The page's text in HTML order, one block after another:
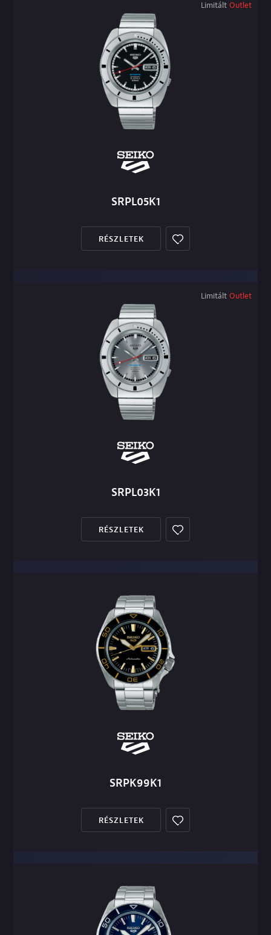
Limitált Outlet
SRPL05K1
RÉSZLETEK
Limitált Outlet
SRPL03K1
RÉSZLETEK
SRPK99K1
RÉSZLETEK